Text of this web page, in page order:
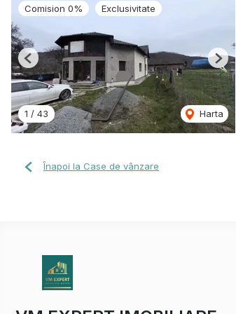
Comision 0% Exclusivitate
1 / 43 Harta
Previous Next
Înapoi la Case de vânzare